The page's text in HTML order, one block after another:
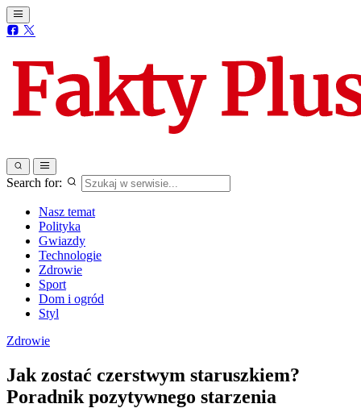
Search for:
Nasz temat
Polityka
Gwiazdy
Technologie
Zdrowie
Sport
Dom i ogród
Styl
Zdrowie
Jak zostać czerstwym staruszkiem?
Poradnik pozytywnego starzenia